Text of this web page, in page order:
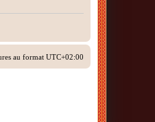
au format UTC+02:00